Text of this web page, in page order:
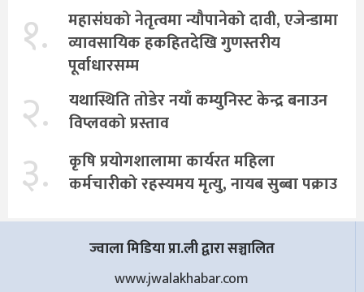
१.
महासंघको नेतृत्वमा न्यौपानेको दावी, एजेन्डामा
व्यावसायिक हकहितदेखि गुणस्तरीय
पूर्वाधारसम्म
२.
यथास्थिति तोडेर नयाँ कम्युनिस्ट केन्द्र बनाउन
विप्लवको प्रस्ताव
३.
कृषि प्रयोगशालामा कार्यरत महिला
कर्मचारीको रहस्यमय मृत्यु, नायब सुब्बा पक्राउ
ज्वाला मिडिया प्रा.ली द्वारा सञ्चालित
www.jwalakhabar.com